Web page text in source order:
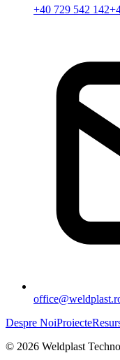
+40 729 542 142
Despre NoiProiecte
© 2026 Weldplast